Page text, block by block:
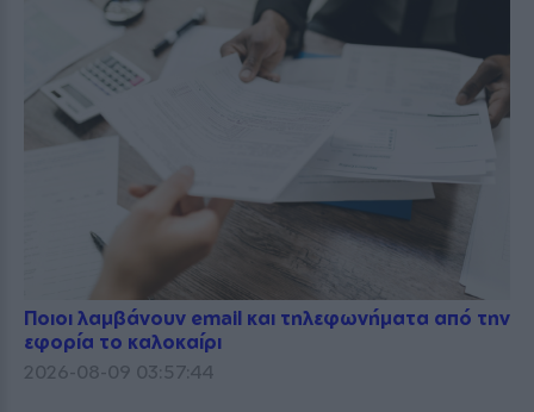
Ποιοι λαμβάνουν email και τηλεφωνήματα από την
εφορία το καλοκαίρι
2026-08-09 03:57:44